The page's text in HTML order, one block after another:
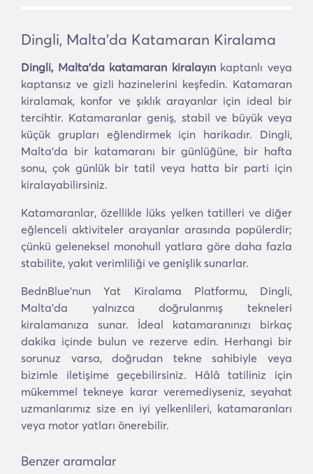
Dingli, Malta'da Katamaran Kiralama
Dingli, Malta'da katamaran kiralayınkaptanlı veya
kaptansız ve gizli hazinelerini keşfedin. Katamaran
kiralamak, konfor ve şıklık arayanlar için ideal bir
tercihtir. Katamaranlar geniş, stabil ve büyük veya
küçük grupları eğlendirmek için harikadır. Dingli,
Malta'da bir katamaranı bir günlüğüne, bir hafta
sonu, çok günlük bir tatil veya hatta bir parti için
kiralayabilirsiniz.
Katamaranlar, özellikle lüks yelken tatilleri ve diğer
eğlenceli aktiviteler arayanlar arasında popülerdir;
çünkü geleneksel monohull yatlara göre daha fazla
stabilite, yakıt verimliliği ve genişlik sunarlar.
BednBlue'nun Yat Kiralama Platformu, Dingli,
Malta'da yalnızca doğrulanmış tekneleri
kiralamanıza sunar. İdeal katamaranınızı birkaç
dakika içinde bulun ve rezerve edin. Herhangi bir
sorunuz varsa, doğrudan tekne sahibiyle veya
bizimle iletişime geçebilirsiniz. Hâlâ tatiliniz için
mükemmel tekneye karar veremediyseniz, seyahat
uzmanlarımız size en iyi yelkenlileri, katamaranları
veya motor yatları önerebilir.
Benzer aramalar